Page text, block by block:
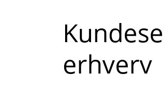
Læs
mere
erhverv